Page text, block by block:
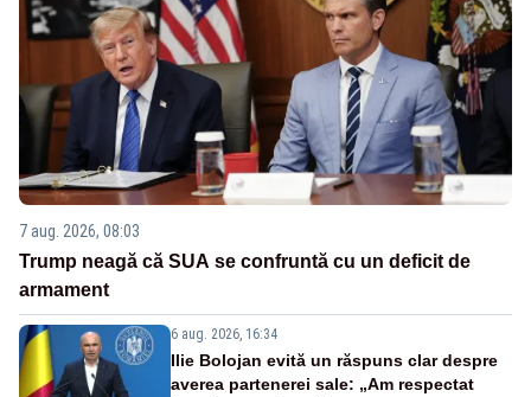
7 aug. 2026, 08:03
Trump neagă că SUA se confruntă cu un deficit de
armament
6 aug. 2026, 16:34
Ilie Bolojan evită un răspuns clar despre
averea partenerei sale: „Am respectat